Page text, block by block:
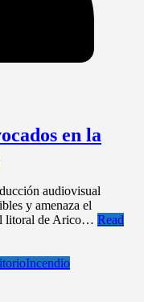
en la
audiovisual
y amenaza el
litoral de Arico… Read
Incendio